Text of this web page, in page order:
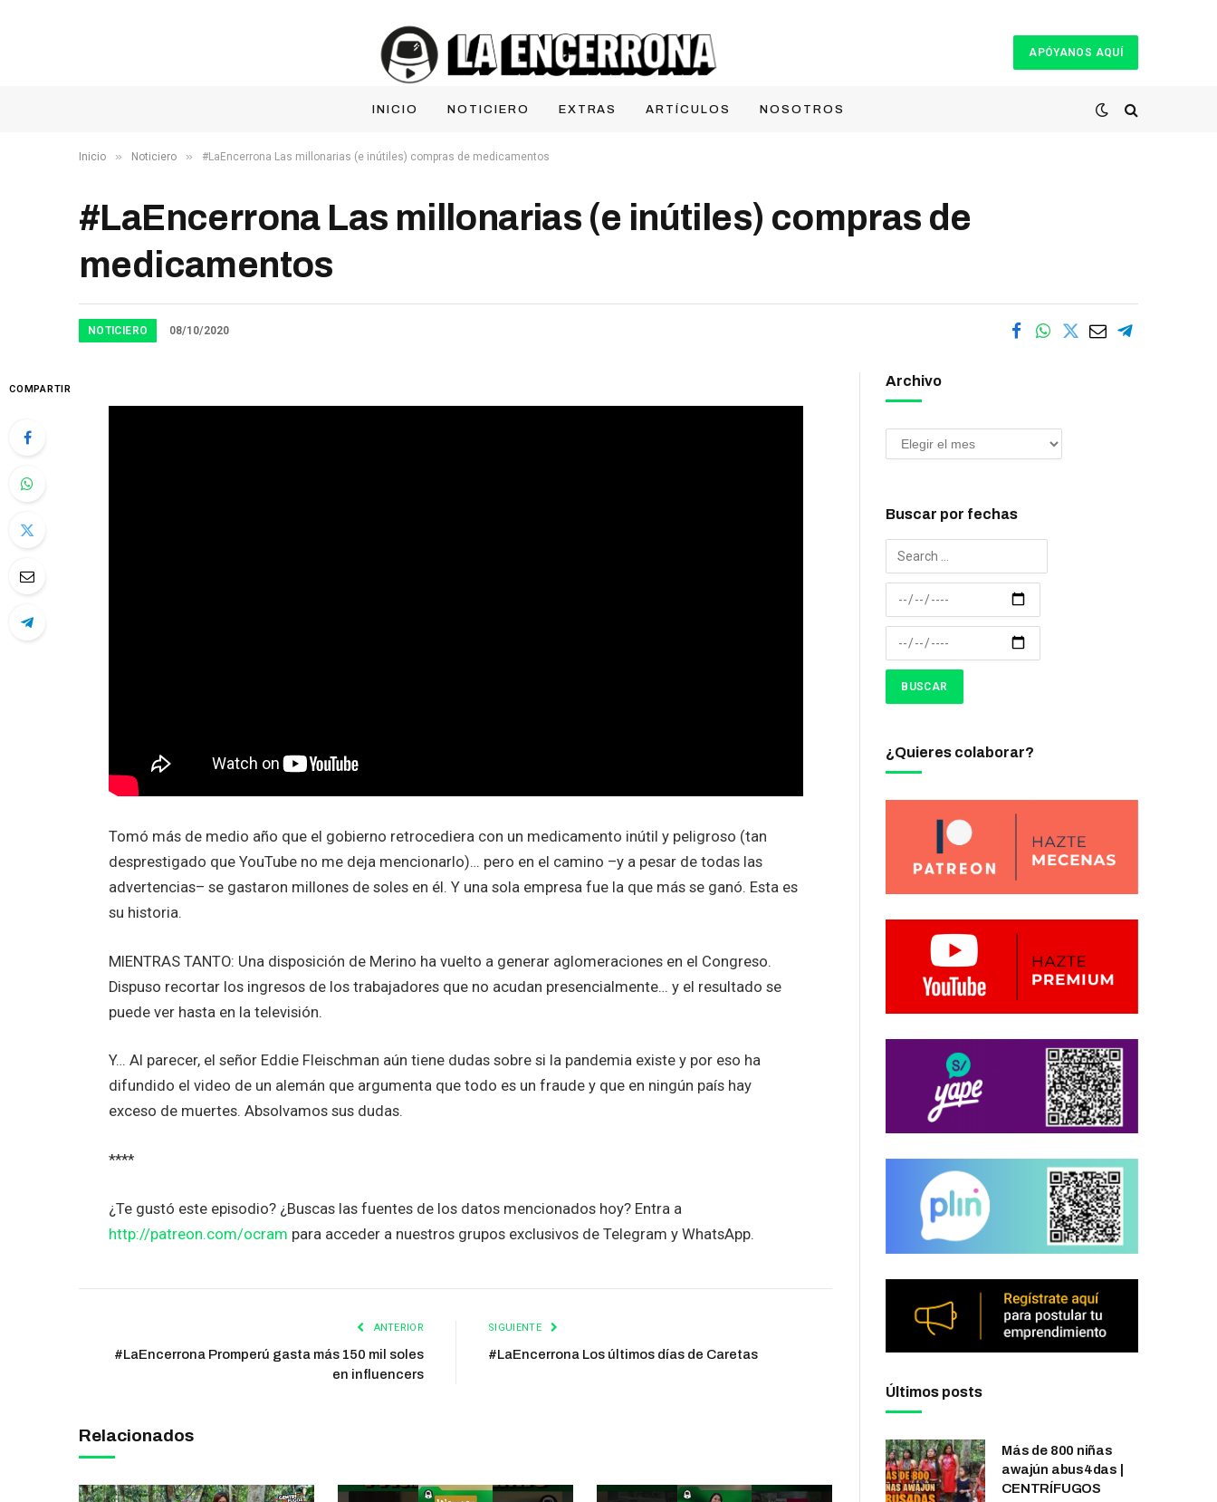
APÓYANOS AQUÍ
INICIO NOTICIERO EXTRAS ARTÍCULOS NOSOTROS
Inicio » Noticiero » #LaEncerrona Las millonarias (e inútiles) compras de medicamentos
#LaEncerrona Las millonarias (e inútiles) compras de
medicamentos
NOTICIERO 08/10/2020
COMPARTIR
Tomó más de medio año que el gobierno retrocediera con un medicamento inútil y peligroso (tan
desprestigado que YouTube no me deja mencionarlo)… pero en el camino –y a pesar de todas las
advertencias– se gastaron millones de soles en él. Y una sola empresa fue la que más se ganó. Esta es
su historia.
MIENTRAS TANTO: Una disposición de Merino ha vuelto a generar aglomeraciones en el Congreso.
Dispuso recortar los ingresos de los trabajadores que no acudan presencialmente… y el resultado se
puede ver hasta en la televisión.
Y… Al parecer, el señor Eddie Fleischman aún tiene dudas sobre si la pandemia existe y por eso ha
difundido el video de un alemán que argumenta que todo es un fraude y que en ningún país hay
exceso de muertes. Absolvamos sus dudas.
****
¿Te gustó este episodio? ¿Buscas las fuentes de los datos mencionados hoy? Entra a
http://patreon.com/ocram para acceder a nuestros grupos exclusivos de Telegram y WhatsApp.
ANTERIOR
#LaEncerrona Promperú gasta más 150 mil soles
en influencers
SIGUIENTE
#LaEncerrona Los últimos días de Caretas
Relacionados
Archivo
Buscar por fechas
¿Quieres colaborar?
Últimos posts
Más de 800 niñas
awajún abus4das |
CENTRÍFUGOS